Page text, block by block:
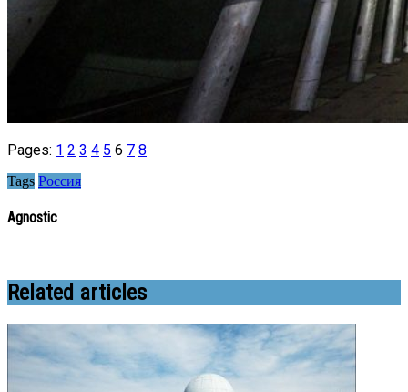
Pages: 1 2 3 4 5 6 7 8
Tags Россия
Agnostic
Related articles